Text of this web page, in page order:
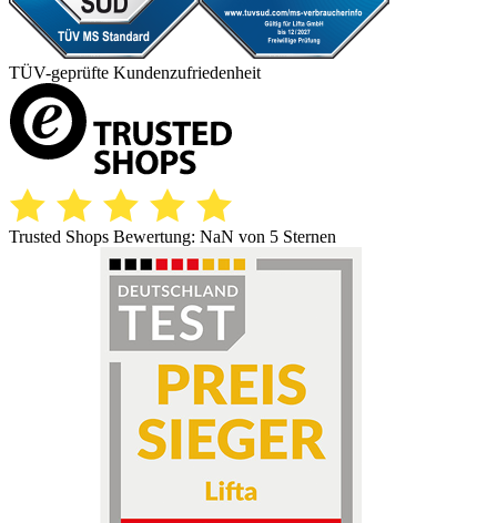
TÜV-geprüfte Kundenzufriedenheit
Trusted Shops Bewertung: NaN von 5 Sternen